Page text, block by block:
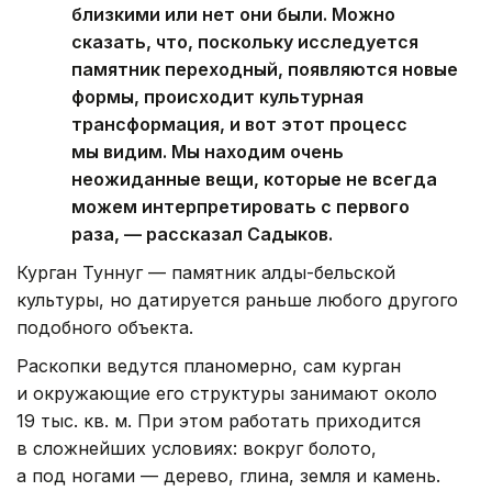
близкими или нет они были. Можно
сказать, что, поскольку исследуется
памятник переходный, появляются новые
формы, происходит культурная
трансформация, и вот этот процесс
мы видим. Мы находим очень
неожиданные вещи, которые не всегда
можем интерпретировать с первого
раза, — рассказал Садыков.
Курган Туннуг — памятник алды-бельской
культуры, но датируется раньше любого другого
подобного объекта.
Раскопки ведутся планомерно, сам курган
и окружающие его структуры занимают около
19 тыс. кв. м. При этом работать приходится
в сложнейших условиях: вокруг болото,
а под ногами — дерево, глина, земля и камень.